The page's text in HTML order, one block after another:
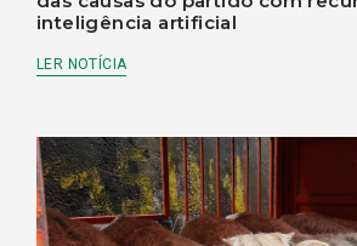
inteligência artificial
LER NOTÍCIA